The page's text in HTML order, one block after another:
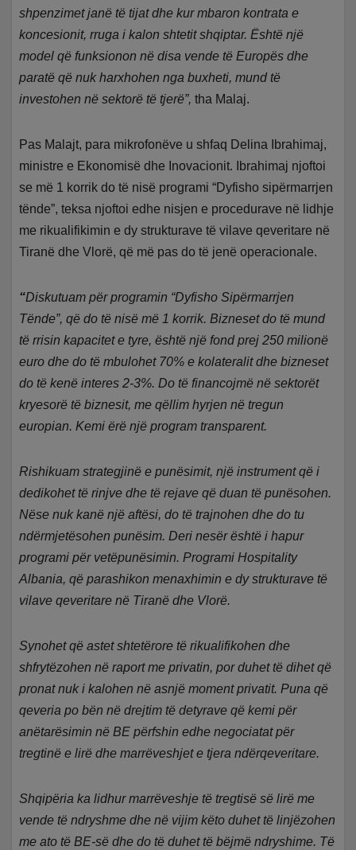
shpenzimet janë të tijat dhe kur mbaron kontrata e
koncesionit, rruga i kalon shtetit shqiptar. Është një
model që funksionon në disa vende të Europës dhe
paratë që nuk harxhohen nga buxheti, mund të
investohen në sektorë të tjerë”, tha Malaj.
Pas Malajt, para mikrofonëve u shfaq Delina Ibrahimaj,
ministre e Ekonomisë dhe Inovacionit. Ibrahimaj njoftoi
se më 1 korrik do të nisë programi “Dyfisho sipërmarrjen
tënde”, teksa njoftoi edhe nisjen e procedurave në lidhje
me rikualifikimin e dy strukturave të vilave qeveritare në
Tiranë dhe Vlorë, që më pas do të jenë operacionale.
“Diskutuam për programin “Dyfisho Sipërmarrjen
Tënde”, që do të nisë më 1 korrik. Bizneset do të mund
të rrisin kapacitet e tyre, është një fond prej 250 milionë
euro dhe do të mbulohet 70% e kolateralit dhe bizneset
do të kenë interes 2-3%. Do të financojmë në sektorët
kryesorë të biznesit, me qëllim hyrjen në tregun
europian. Kemi ërë një program transparent.
Rishikuam strategjinë e punësimit, një instrument që i
dedikohet të rinjve dhe të rejave që duan të punësohen.
Nëse nuk kanë një aftësi, do të trajnohen dhe do tu
ndërmjetësohen punësim. Deri nesër është i hapur
programi për vetëpunësimin. Programi Hospitality
Albania, që parashikon menaxhimin e dy strukturave të
vilave qeveritare në Tiranë dhe Vlorë.
Synohet që astet shtetërore të rikualifikohen dhe
shfrytëzohen në raport me privatin, por duhet të dihet që
pronat nuk i kalohen në asnjë moment privatit. Puna që
qeveria po bën në drejtim të detyrave që kemi për
anëtarësimin në BE përfshin edhe negociatat për
tregtinë e lirë dhe marrëveshjet e tjera ndërqeveritare.
Shqipëria ka lidhur marrëveshje të tregtisë së lirë me
vende të ndryshme dhe në vijim këto duhet të linjëzohen
me ato të BE-së dhe do të duhet të bëjmë ndryshime. Të